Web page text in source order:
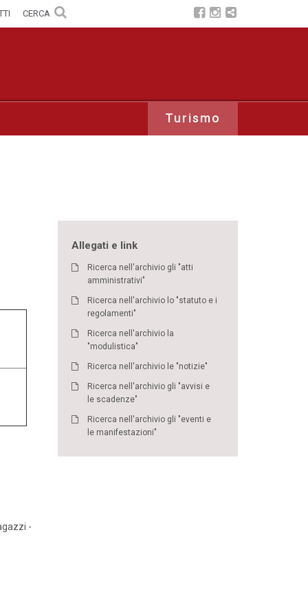
CERCA
Turismo
-
Allegati e link
Ricerca nell'archivio gli "atti
amministrativi"
Ricerca nell'archivio lo "statuto e i
regolamenti"
Ricerca nell'archivio la
"modulistica"
Ricerca nell'archivio le "notizie"
Ricerca nell'archivio gli "avvisi e
le scadenze"
Ricerca nell'archivio gli "eventi e
le manifestazioni"